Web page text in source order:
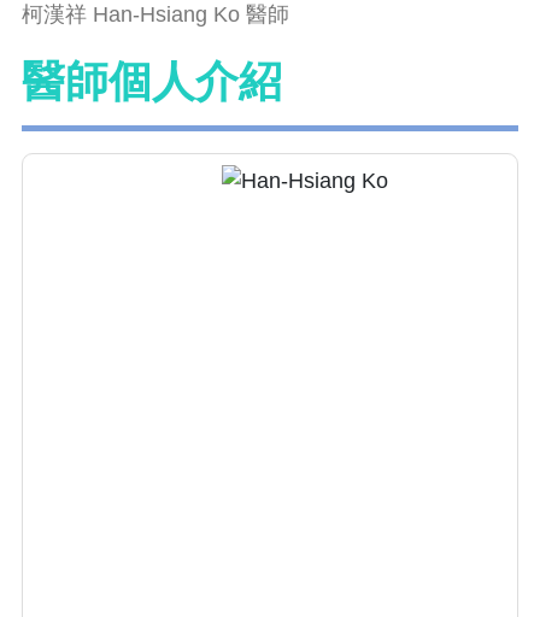
柯漢祥 Han-Hsiang Ko 醫師
醫師個人介紹